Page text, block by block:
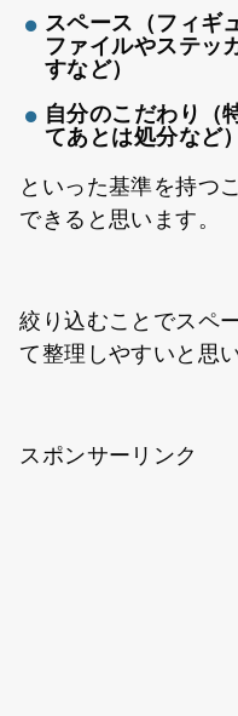
スペース（フィギ
ファイルやステッ
すなど）
自分のこだわり（
てあとは処分など）
といった基準を持つ
できると思います。
絞り込むことでスペ
て整理しやすいと思
スポンサーリンク